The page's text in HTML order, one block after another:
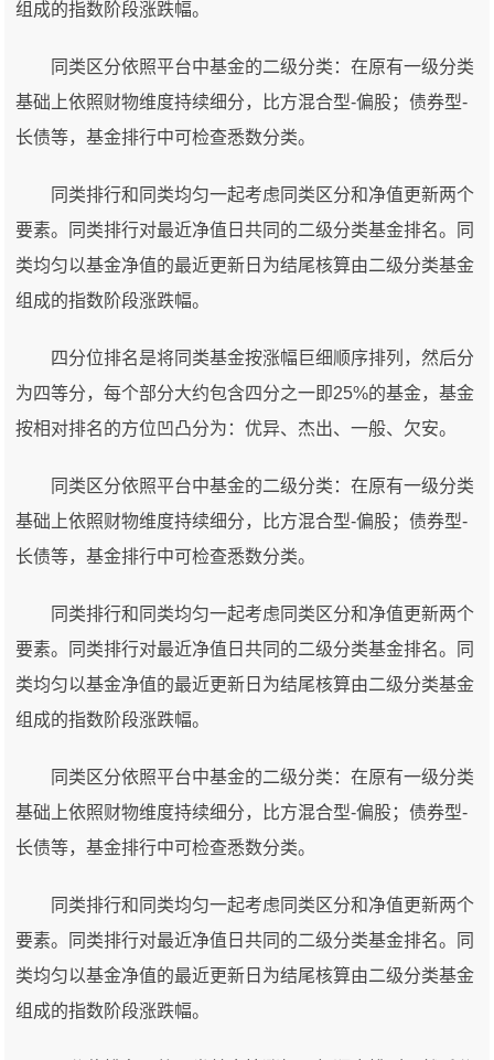
组成的指数阶段涨跌幅。
同类区分依照平台中基金的二级分类：在原有一级分类
基础上依照财物维度持续细分，比方混合型-偏股；债券型-
长债等，基金排行中可检查悉数分类。
同类排行和同类均匀一起考虑同类区分和净值更新两个
要素。同类排行对最近净值日共同的二级分类基金排名。同
类均匀以基金净值的最近更新日为结尾核算由二级分类基金
组成的指数阶段涨跌幅。
四分位排名是将同类基金按涨幅巨细顺序排列，然后分
为四等分，每个部分大约包含四分之一即25%的基金，基金
按相对排名的方位凹凸分为：优异、杰出、一般、欠安。
同类区分依照平台中基金的二级分类：在原有一级分类
基础上依照财物维度持续细分，比方混合型-偏股；债券型-
长债等，基金排行中可检查悉数分类。
同类排行和同类均匀一起考虑同类区分和净值更新两个
要素。同类排行对最近净值日共同的二级分类基金排名。同
类均匀以基金净值的最近更新日为结尾核算由二级分类基金
组成的指数阶段涨跌幅。
同类区分依照平台中基金的二级分类：在原有一级分类
基础上依照财物维度持续细分，比方混合型-偏股；债券型-
长债等，基金排行中可检查悉数分类。
同类排行和同类均匀一起考虑同类区分和净值更新两个
要素。同类排行对最近净值日共同的二级分类基金排名。同
类均匀以基金净值的最近更新日为结尾核算由二级分类基金
组成的指数阶段涨跌幅。